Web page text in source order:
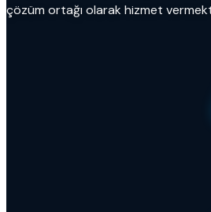
çözüm ortağı olarak hizmet